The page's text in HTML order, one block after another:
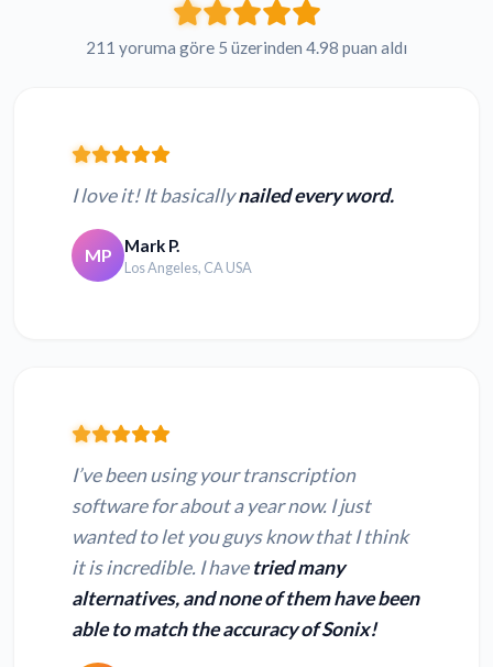
211 yoruma göre 5 üzerinden 4.98 puan aldı
I love it! It basicallynailed every word.
MP Mark P.
Los Angeles, CA USA
I’ve been using your transcription
software for about a year now. I just
wanted to let you guys know that I think
it is incredible. I havetried many
alternatives, and none of them have been
able to match the accuracy of Sonix!